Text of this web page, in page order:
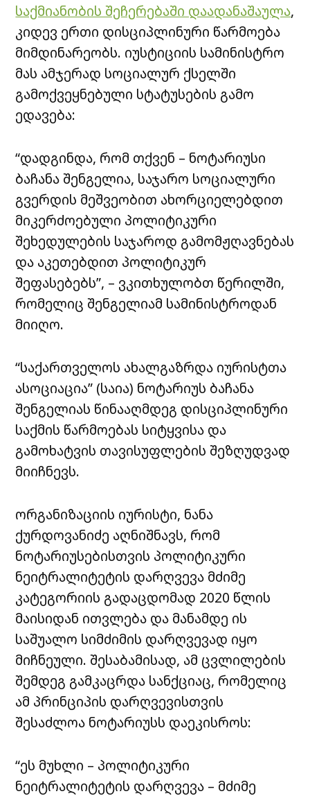
საქმიანობის შეჩერებაში დაადანაშაულა,
კიდევ ერთი დისციპლინური წარმოება
მიმდინარეობს. იუსტიციის სამინისტრო
მას ამჯერად სოციალურ ქსელში
გამოქვეყნებული სტატუსების გამო
ედავება:
“დადგინდა, რომ თქვენ – ნოტარიუსი
ბაჩანა შენგელია, საჯარო სოციალური
გვერდის მეშვეობით ახორციელებდით
მიკერძოებული პოლიტიკური
შეხედულების საჯაროდ გამომჟღავნებას
და აკეთებდით პოლიტიკურ
შეფასებებს”, – ვკითხულობთ წერილში,
რომელიც შენგელიამ სამინისტროდან
მიიღო.
“საქართველოს ახალგაზრდა იურისტთა
ასოციაცია” (საია) ნოტარიუს ბაჩანა
შენგელიას წინააღმდეგ დისციპლინური
საქმის წარმოებას სიტყვისა და
გამოხატვის თავისუფლების შეზღუდვად
მიიჩნევს.
ორგანიზაციის იურისტი, ნანა
ქურდოვანიძე აღნიშნავს, რომ
ნოტარიუსებისთვის პოლიტიკური
ნეიტრალიტეტის დარღვევა მძიმე
კატეგორიის გადაცდომად 2020 წლის
მაისიდან ითვლება და მანამდე ის
საშუალო სიმძიმის დარღვევად იყო
მიჩნეული. შესაბამისად, ამ ცვლილების
შემდეგ გამკაცრდა სანქციაც, რომელიც
ამ პრინციპის დარღვევისთვის
შესაძლოა ნოტარიუსს დაეკისროს:
“ეს მუხლი – პოლიტიკური
ნეიტრალიტეტის დარღვევა – მძიმე